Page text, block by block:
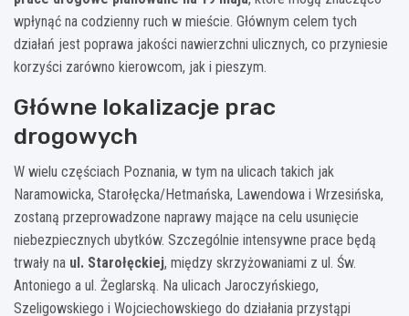
wpłynąć na codzienny ruch w mieście. Głównym celem tych
działań jest poprawa jakości nawierzchni ulicznych, co przyniesie
korzyści zarówno kierowcom, jak i pieszym.
Główne lokalizacje prac
drogowych
W wielu częściach Poznania, w tym na ulicach takich jak
Naramowicka, Starołęcka/Hetmańska, Lawendowa i Wrzesińska,
zostaną przeprowadzone naprawy mające na celu usunięcie
niebezpiecznych ubytków. Szczególnie intensywne prace będą
trwały na ul. Starołęckiej, między skrzyżowaniami z ul. Św.
Antoniego a ul. Żeglarską. Na ulicach Jaroczyńskiego,
Szeligowskiego i Wojciechowskiego do działania przystąpi